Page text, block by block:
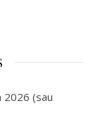
2026 (sau